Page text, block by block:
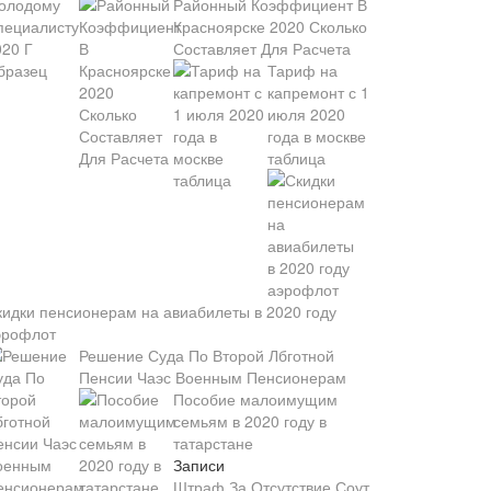
Районный Коэффициент В
Красноярске 2020 Сколько
Составляет Для Расчета
Тариф на
капремонт с 1
июля 2020
года в москве
таблица
пенсионерам на авиабилеты в 2020 году
Решение Суда По Второй Лбготной
Пенсии Чаэс Военным Пенсионерам
Пособие малоимущим
семьям в 2020 году в
татарстане
Записи
Штраф За Отсутствие Соут